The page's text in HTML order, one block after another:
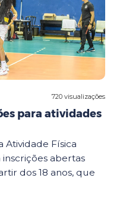
720 visualizações
para atividades
Atividade Física
abertas
dos 18 anos, que